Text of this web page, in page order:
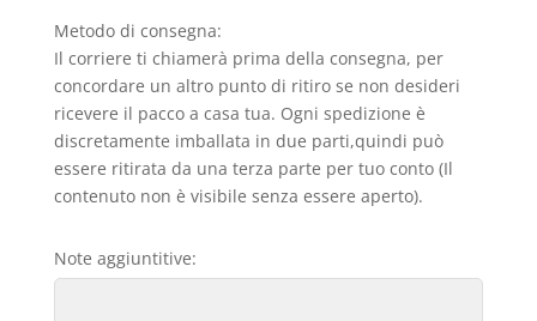
Metodo di consegna:
Il corriere ti chiamerà prima della consegna, per
concordare un altro punto di ritiro se non desideri
ricevere il pacco a casa tua. Ogni spedizione è
discretamente imballata in due parti,quindi può
essere ritirata da una terza parte per tuo conto (Il
contenuto non è visibile senza essere aperto).
Note aggiuntitive: